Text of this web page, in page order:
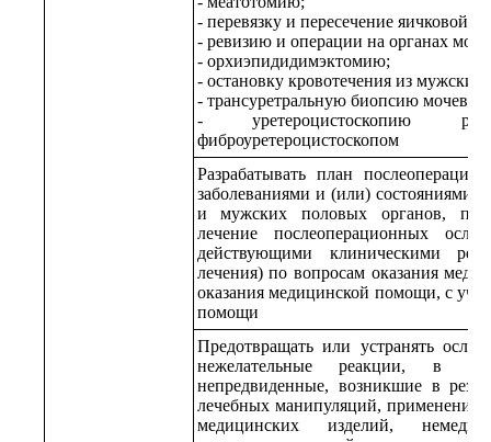
- перевязку и пересечение яичковой
- ревизию и операции на органах
- орхиэпидидимэктомию;
- остановку кровотечения из
- трансуретральную биопсию
- уретероцистоскопию
фиброуретероцистоскопом
Разрабатывать план
заболеваниями и (или) состояниями
и мужских половых органов,
лечение послеоперационных
действующими клиническими
лечения) по вопросам оказания
оказания медицинской помощи, с
помощи
Предотвращать или устранять
нежелательные реакции, в
непредвиденные, возникшие в
лечебных манипуляций, применения
медицинских изделий,